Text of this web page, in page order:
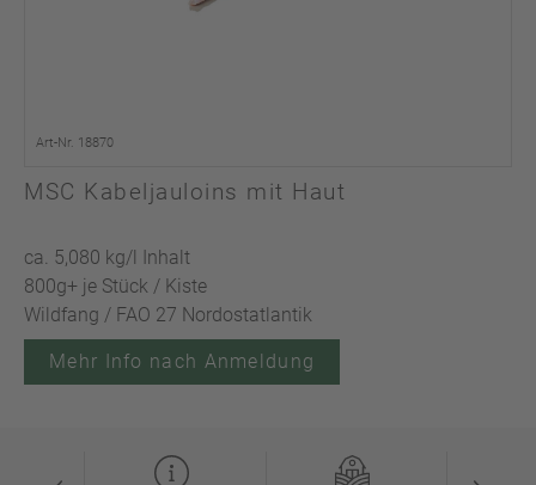
Art-Nr. 18870
MSC Kabeljauloins mit Haut
ca. 5,080 kg/l Inhalt
800g+ je Stück / Kiste
Wildfang / FAO 27 Nordostatlantik
Mehr Info nach Anmeldung